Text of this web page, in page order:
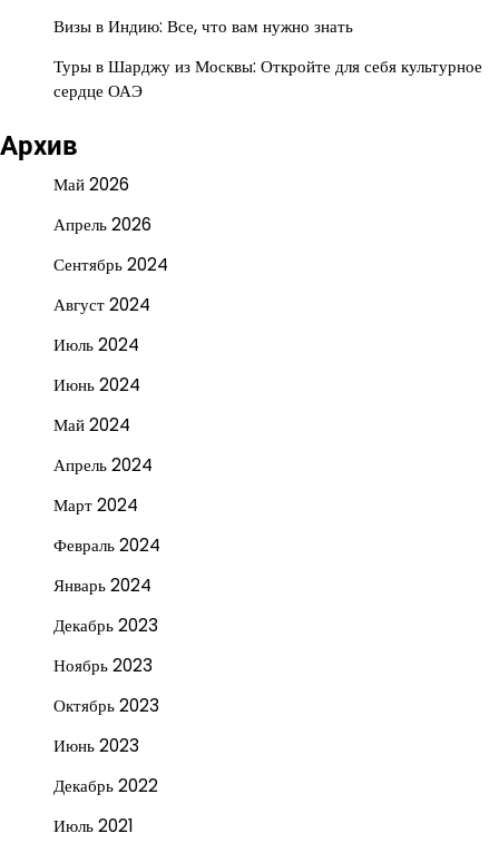
Визы в Индию: Все, что вам нужно знать
Туры в Шарджу из Москвы: Откройте для себя культурное
сердце ОАЭ
Архив
Май 2026
Апрель 2026
Сентябрь 2024
Август 2024
Июль 2024
Июнь 2024
Май 2024
Апрель 2024
Март 2024
Февраль 2024
Январь 2024
Декабрь 2023
Ноябрь 2023
Октябрь 2023
Июнь 2023
Декабрь 2022
Июль 2021